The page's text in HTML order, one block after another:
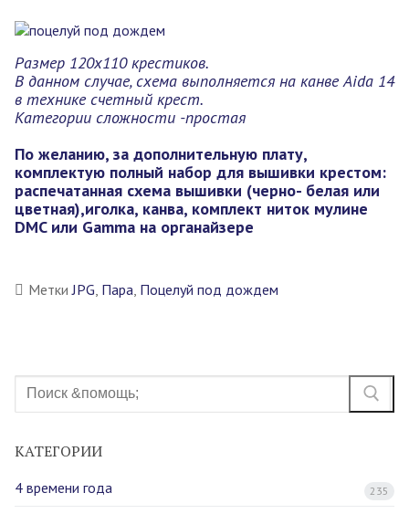
Размер 120х110 крестиков.
В данном случае, схема выполняется на канве Aida 14
в технике счетный крест.
Категории сложности -простая
По желанию, за дополнительную плату,
комплектую полный набор для вышивки крестом:
распечатанная схема вышивки (черно- белая или
цветная),иголка, канва, комплект ниток мулине
DMC или Gamma на органайзере
МеткиJPG Пара Поцелуй под дождем
Найти:
КАТЕГОРИИ
4 времени года 235